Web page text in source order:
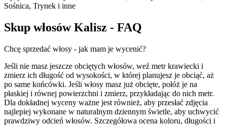
Sośnica, Trynek i inne
Skup włosów Kalisz - FAQ
Chcę sprzedać włosy - jak mam je wycenić?
Jeśli nie masz jeszcze obciętych włosów, weź metr krawiecki i
zmierz ich długość od wysokości, w której planujesz je obciąć, aż
po same końcówki. Jeśli włosy masz już obcięte, połóż je na
płaskiej i równej powierzchni i zmierz, przykładając do nich metr.
Dla dokładnej wyceny ważne jest również, aby przesłać zdjęcia
najlepiej wykonane w naturalnym dziennym świetle, aby uchwycić
prawdziwy odcień włosów. Szczegółowa ocena koloru, długości i